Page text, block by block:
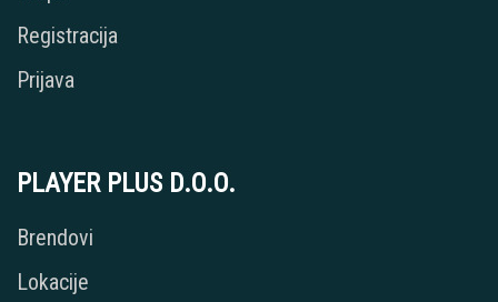
Registracija
Prijava
PLAYER PLUS D.O.O.
Brendovi
Lokacije